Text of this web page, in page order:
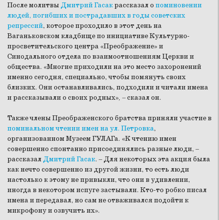
После молитвыДмитрий Гасакрассказал о поминовении
людей, погибших и пострадавших в годы советских
репрессий, которое проходило в этот день на
Ваганьковском кладбище по инициативе Культурно-
просветительского центра «Преображение» и
Синодального отдела по взаимоотношениям Церкви и
общества. «Многие приходили на это место захоронений
именно сегодня, специально, чтобы помянуть своих
близких. Они останавливались, подходили и читали имена
и рассказывали о своих родных», –сказал он.
Также члены Преображенского братства приняли участие в
поминальном чтении имен на ул. Петровка,
организованном Музеем ГУЛАГа. «К чтению имен
совершенно спонтанно присоединялись разные люди, –
рассказалДмитрий Гасак. – Для некоторых эта акция была
как нечто совершенно из другой жизни, то есть люди
настолько к этому не привыкли, что они в удивлении,
иногда в некотором испуге застывали. Кто-то робко писал
имена и передавал, но сам не отваживался подойти к
микрофону и озвучить их».